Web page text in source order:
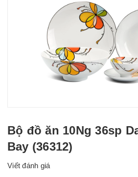
Bộ đồ ăn 10Ng 36sp
Bay (36312)
Viết đánh giá